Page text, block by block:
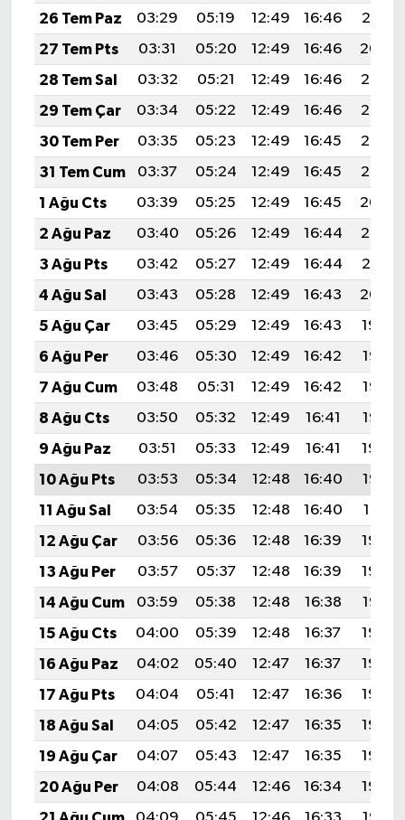
26 Tem Paz
03:29 05:19 12:49 16:46
20:10
27 Tem Pts
03:31 05:20 12:49 16:46
20:09
28 Tem Sal
03:32 05:21 12:49 16:46
20:08
29 Tem Çar
03:34 05:22 12:49 16:46
20:07
30 Tem Per
03:35 05:23 12:49 16:45
20:06
31 Tem Cum
03:37 05:24 12:49 16:45
20:05
1 Ağu Cts
03:39 05:25 12:49 16:45
20:04
2 Ağu Paz
03:40 05:26 12:49 16:44
20:03
3 Ağu Pts
03:42 05:27 12:49 16:44
20:01
4 Ağu Sal
03:43 05:28 12:49 16:43
20:00
5 Ağu Çar
03:45 05:29 12:49 16:43
19:59
6 Ağu Per
03:46 05:30 12:49 16:42
19:58
7 Ağu Cum
03:48 05:31 12:49 16:42
19:57
8 Ağu Cts
03:50 05:32 12:49 16:41
19:55
9 Ağu Paz
03:51 05:33 12:49 16:41
19:54
10 Ağu Pts
03:53 05:34 12:48 16:40
19:53
11 Ağu Sal
03:54 05:35 12:48 16:40
19:51
12 Ağu Çar
03:56 05:36 12:48 16:39
19:50
13 Ağu Per
03:57 05:37 12:48 16:39
19:49
14 Ağu Cum
03:59 05:38 12:48 16:38
19:47
15 Ağu Cts
04:00 05:39 12:48 16:37
19:46
16 Ağu Paz
04:02 05:40 12:47 16:37
19:44
17 Ağu Pts
04:04 05:41 12:47 16:36
19:43
18 Ağu Sal
04:05 05:42 12:47 16:35
19:42
19 Ağu Çar
04:07 05:43 12:47 16:35
19:40
20 Ağu Per
04:08 05:44 12:46 16:34
19:39
OTOMOTİV
Resmi İlanlar
SAĞLIK
Savaştepe
SEYAHAT
SİYASET
Sındırgı
SPOR
SÜRMANŞET
Susurluk
TARİHTE BUGÜN
TEKNOLOJİ
Trend
TÜRKİYE
VİZYONDAKİLER
YAŞAM